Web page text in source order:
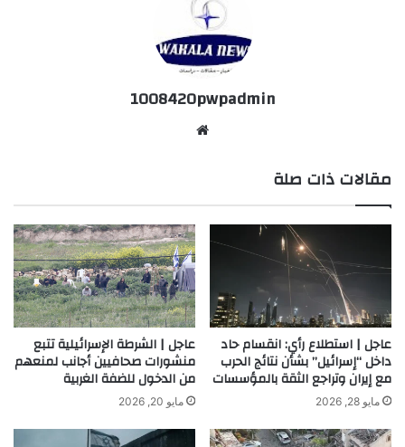
1008420pwpadmin
مقالات ذات صلة
عاجل | استطلاع رأي: انقسام حاد
داخل “إسرائيل” بشأن نتائج الحرب
مع إيران وتراجع الثقة بالمؤسسات
مايو 28, 2026
عاجل | الشرطة الإسرائيلية تتبع
منشورات صحافيين أجانب لمنعهم
من الدخول للضفة الغربية
مايو 20, 2026